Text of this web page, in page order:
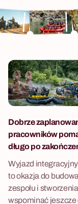
8 -
Szansa na Milion
Angażujący
Dobrze
pracowników
długo po
Wyjazd
to okazja do
zespołu i
wspominać jeszcze